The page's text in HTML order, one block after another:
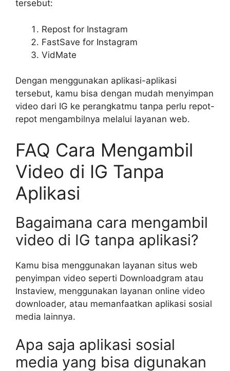
tersebut:
Repost for Instagram
FastSave for Instagram
VidMate
Dengan menggunakan aplikasi-aplikasi
tersebut, kamu bisa dengan mudah menyimpan
video dari IG ke perangkatmu tanpa perlu repot-
repot mengambilnya melalui layanan web.
FAQ Cara Mengambil
Video di IG Tanpa
Aplikasi
Bagaimana cara mengambil
video di IG tanpa aplikasi?
Kamu bisa menggunakan layanan situs web
penyimpan video seperti Downloadgram atau
Instaview, menggunakan layanan online video
downloader, atau memanfaatkan aplikasi sosial
media lainnya.
Apa saja aplikasi sosial
media yang bisa digunakan